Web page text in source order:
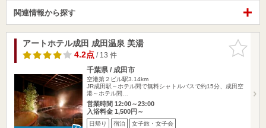
関連情報から探す
お気に入
りに追加
アートホテル成田 成田温泉 美湯
4.2点/ 13 件
千葉県 / 成田市
空港第２ビル駅3.14km
JR成田駅～ホテル間で無料シャトルバスで約15分、成田空
港～ホテル間…
営業時間 12:00～23:00
入浴料金 1,500円～
日帰り 宿泊 女子旅・女子会